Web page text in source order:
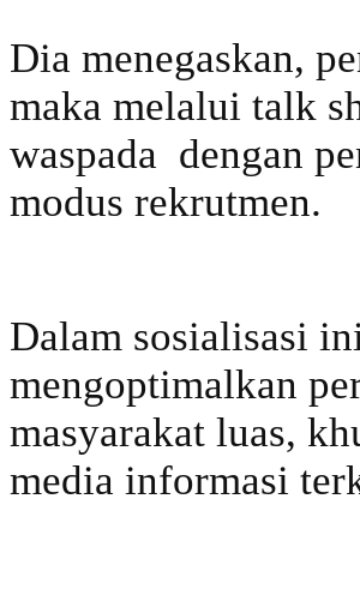
Dia menegaskan,
maka melalui talk
waspada dengan
modus rekrutmen.
Dalam sosialisasi
mengoptimalkan
masyarakat luas,
media informasi